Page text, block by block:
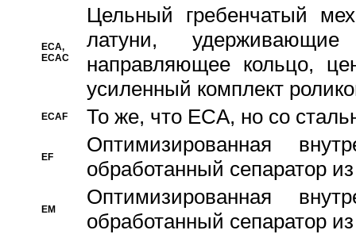
ECA,
ECAC
Цельный гребенчатый
латуни,
направляющее кольцо,
усиленный комплект
ECAF То же, что ECA, но со
EF
Оптимизированная
обработанный сепаратор
EM
Оптимизированная
обработанный сепаратор